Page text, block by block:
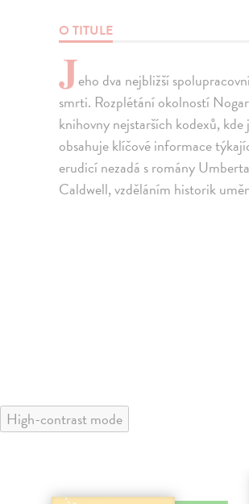
O TITULE
Jeho dva nejbližší
smrti. Rozplétání okolností
knihovny nejstarších kodexů,
obsahuje klíčové informace
erudicí nezadá s romány
Caldwell, vzděláním historik
High-contrast mode